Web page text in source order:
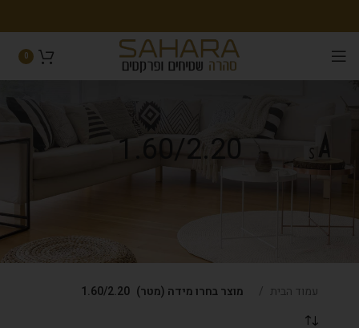
0
1.60/2.20
עמוד הבית מוצר בחרו מידה (מטר) 1.60/2.20